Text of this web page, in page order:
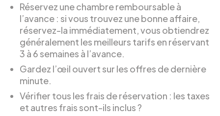
Réservez une chambre remboursable à
l’avance : si vous trouvez une bonne affaire,
réservez-la immédiatement, vous obtiendrez
généralement les meilleurs tarifs en réservant
3 à 6 semaines à l’avance.
Gardez l’œil ouvert sur les offres de dernière
minute.
Vérifier tous les frais de réservation : les taxes
et autres frais sont-ils inclus ?